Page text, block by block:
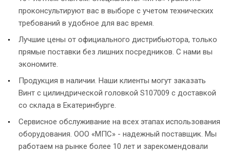
проконсультируют вас в выборе с учетом технических
требований в удобное для вас время.
Лучшие цены от официального дистрибьютора, только
прямые поставки без лишних посредников. С нами вы
экономите.
Продукция в наличии. Наши клиенты могут заказать
Винт с цилиндрической головкой S107009 с доставкой
со склада в Екатеринбурге.
Сервисное обслуживание на всех этапах использования
оборудования. ООО «МПС» - надежный поставщик. Мы
работаем на рынке более 10 лет и зарекомендовали